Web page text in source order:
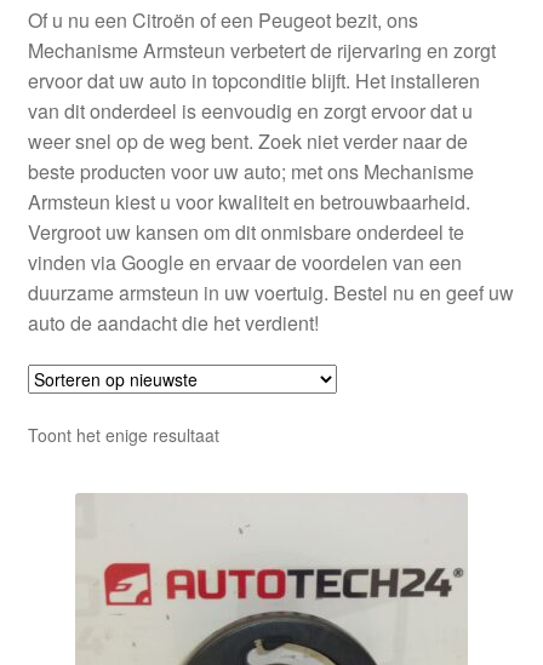
Levering
Mijn account
Over ons
Privacybeleid
Wereldwijde verzending
Winkelwagen
Of u nu een Citroën of een Peugeot bezit, ons
Mechanisme Armsteun verbetert de rijervaring en zorgt
ervoor dat uw auto in topconditie blijft. Het installeren
van dit onderdeel is eenvoudig en zorgt ervoor dat u
weer snel op de weg bent. Zoek niet verder naar de
beste producten voor uw auto; met ons Mechanisme
Armsteun kiest u voor kwaliteit en betrouwbaarheid.
Vergroot uw kansen om dit onmisbare onderdeel te
vinden via Google en ervaar de voordelen van een
duurzame armsteun in uw voertuig. Bestel nu en geef uw
auto de aandacht die het verdient!
Toont het enige resultaat